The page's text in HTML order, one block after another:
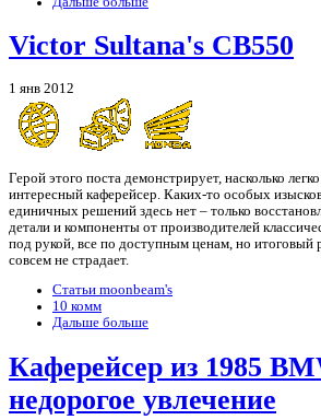
Victor Sultana's CB550
1 янв 2012
Герой этого поста демонстрирует, насколько
интересный каферейсер. Каких-то особых
единичных решений здесь нет – только
детали и компоненты от производителей
под рукой, все по доступным ценам, но итоговый
совсем не страдает.
Статьи moonbeam's
10 комм
Дальше больше
Каферейсер из 1985
недорогое увлечение